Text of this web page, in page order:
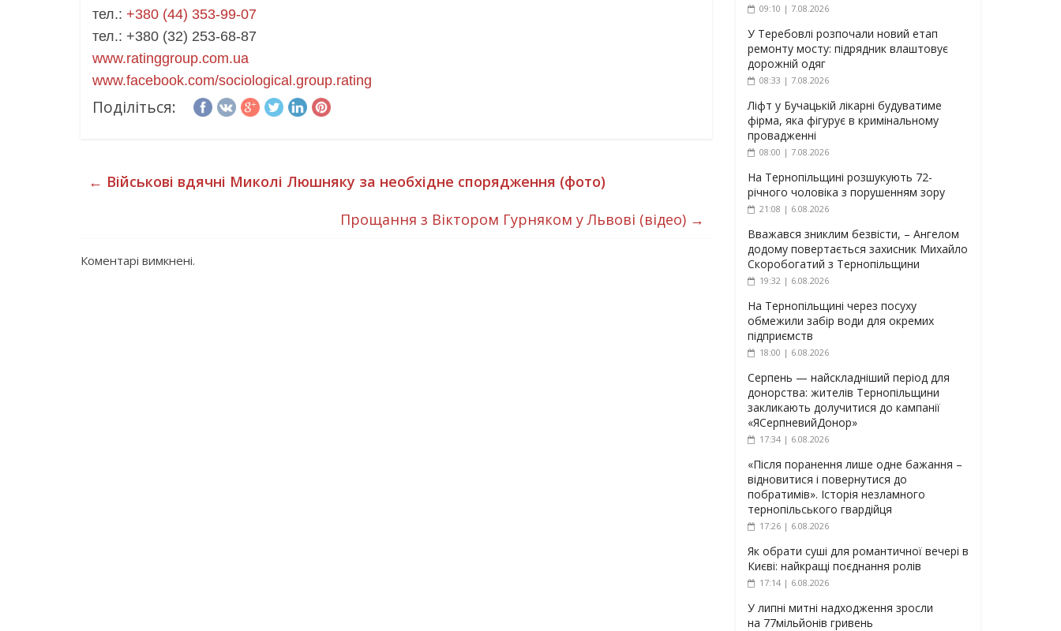
тел.: +380 (44) 353-99-07
тел.: +380 (32) 253-68-87
www.ratinggroup.com.ua
www.facebook.com/sociological.group.rating
Поділіться:
← Військові вдячні Миколі Люшняку за необхідне спорядження (фото)
Прощання з Віктором Гурняком у Львові (відео) →
Коментарі вимкнені.
09:10 | 7.08.2026
У Теребовлі розпочали новий етап
ремонту мосту: підрядник влаштовує
дорожній одяг
08:33 | 7.08.2026
Ліфт у Бучацькій лікарні будуватиме
фірма, яка фігурує в кримінальному
провадженні
08:00 | 7.08.2026
На Тернопільщині розшукують 72-
річного чоловіка з порушенням зору
21:08 | 6.08.2026
Вважався зниклим безвісти, – Ангелом
додому повертається захисник Михайло
Скоробогатий з Тернопільщини
19:32 | 6.08.2026
На Тернопільщині через посуху
обмежили забір води для окремих
підприємств
18:00 | 6.08.2026
Серпень — найскладніший період для
донорства: жителів Тернопільщини
закликають долучитися до кампанії
«ЯСерпневийДонор»
17:34 | 6.08.2026
«Після поранення лише одне бажання –
відновитися і повернутися до
побратимів». Історія незламного
тернопільського гвардійця
17:26 | 6.08.2026
Як обрати суші для романтичної вечері в
Києві: найкращі поєднання ролів
17:14 | 6.08.2026
У липні митні надходження зросли
на 77мільйонів гривень